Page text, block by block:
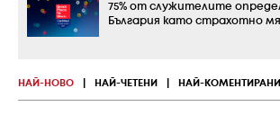
НАЙ-НОВО НАЙ-ЧЕТЕНИ НАЙ-КОМЕНТИРАНИ
75% от служителите
България като страхотно